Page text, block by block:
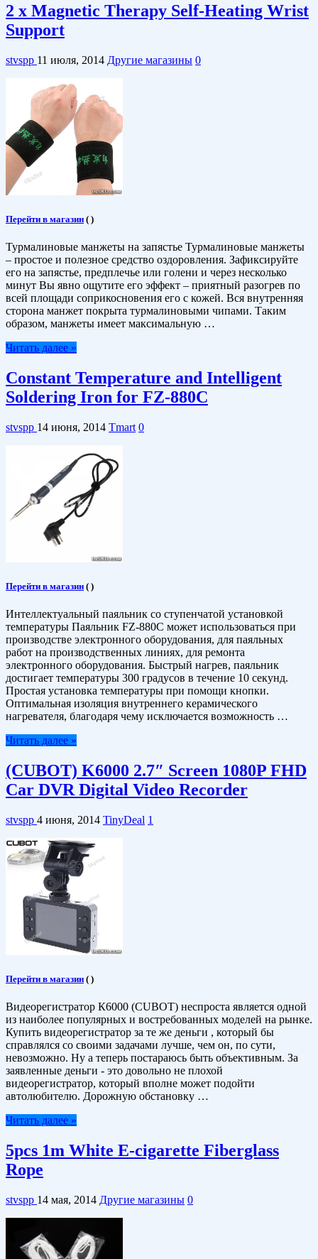
2 x Magnetic Therapy Self-Heating Wrist
Support
stvspp 11 июля, 2014 Другие магазины 0
Перейти в магазин ( )
Турмалиновые манжеты на запястье Турмалиновые манжеты
– простое и полезное средство оздоровления. Зафиксируйте
его на запястье, предплечье или голени и через несколько
минут Вы явно ощутите его эффект – приятный разогрев по
всей площади соприкосновения его с кожей. Вся внутренняя
сторона манжет покрыта турмалиновыми чипами. Таким
образом, манжеты имеет максимальную …
Читать далее »
Constant Temperature and Intelligent
Soldering Iron for FZ-880C
stvspp 14 июня, 2014 Tmart 0
Перейти в магазин ( )
Интеллектуальный паяльник со ступенчатой установкой
температуры Паяльник FZ-880C может использоваться при
производстве электронного оборудования, для паяльных
работ на производственных линиях, для ремонта
электронного оборудования. Быстрый нагрев, паяльник
достигает температуры 300 градусов в течение 10 секунд.
Простая установка температуры при помощи кнопки.
Оптимальная изоляция внутреннего керамического
нагревателя, благодаря чему исключается возможность …
Читать далее »
(CUBOT) K6000 2.7″ Screen 1080P FHD
Car DVR Digital Video Recorder
stvspp 4 июня, 2014 TinyDeal 1
Перейти в магазин ( )
Видеорегистратор К6000 (CUBOT) неспроста является одной
из наиболее популярных и востребованных моделей на рынке.
Купить видеорегистратор за те же деньги , который бы
справлялся со своими задачами лучше, чем он, по сути,
невозможно. Ну а теперь постараюсь быть объективным. За
заявленные деньги - это довольно не плохой
видеорегистратор, который вполне может подойти
автолюбителю. Дорожную обстановку …
Читать далее »
5pcs 1m White E-cigarette Fiberglass
Rope
stvspp 14 мая, 2014 Другие магазины 0